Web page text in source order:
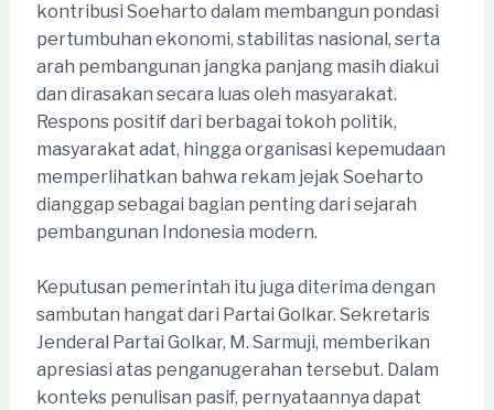
kontribusi Soeharto dalam membangun pondasi
pertumbuhan ekonomi, stabilitas nasional, serta
arah pembangunan jangka panjang masih diakui
dan dirasakan secara luas oleh masyarakat.
Respons positif dari berbagai tokoh politik,
masyarakat adat, hingga organisasi kepemudaan
memperlihatkan bahwa rekam jejak Soeharto
dianggap sebagai bagian penting dari sejarah
pembangunan Indonesia modern.
Keputusan pemerintah itu juga diterima dengan
sambutan hangat dari Partai Golkar. Sekretaris
Jenderal Partai Golkar, M. Sarmuji, memberikan
apresiasi atas penganugerahan tersebut. Dalam
konteks penulisan pasif, pernyataannya dapat